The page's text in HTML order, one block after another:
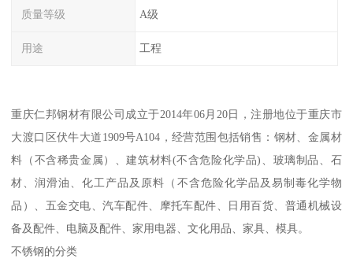
质量等级 A级
用途 工程
重庆仁邦钢材有限公司成立于2014年06月20日，注册地位于重庆市
大渡口区伏牛大道1909号A104，经营范围包括销售：钢材、金属材
料（不含稀贵金属）、建筑材料(不含危险化学品)、玻璃制品、石
材、润滑油、化工产品及原料（不含危险化学品及易制毒化学物
品）、五金交电、汽车配件、摩托车配件、日用百货、普通机械设
备及配件、电脑及配件、家用电器、文化用品、家具、模具。
不锈钢的分类